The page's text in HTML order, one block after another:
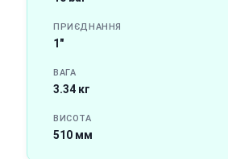
ПРИЄДНАННЯ
1"
ВАГА
3.34 кг
ВИСОТА
510 мм